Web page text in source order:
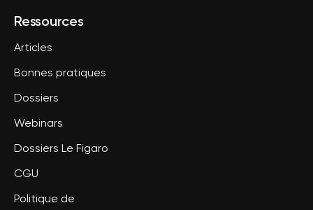
Ressources
Articles
Bonnes pratiques
Dossiers
Webinars
Dossiers Le Figaro
CGU
Politique de